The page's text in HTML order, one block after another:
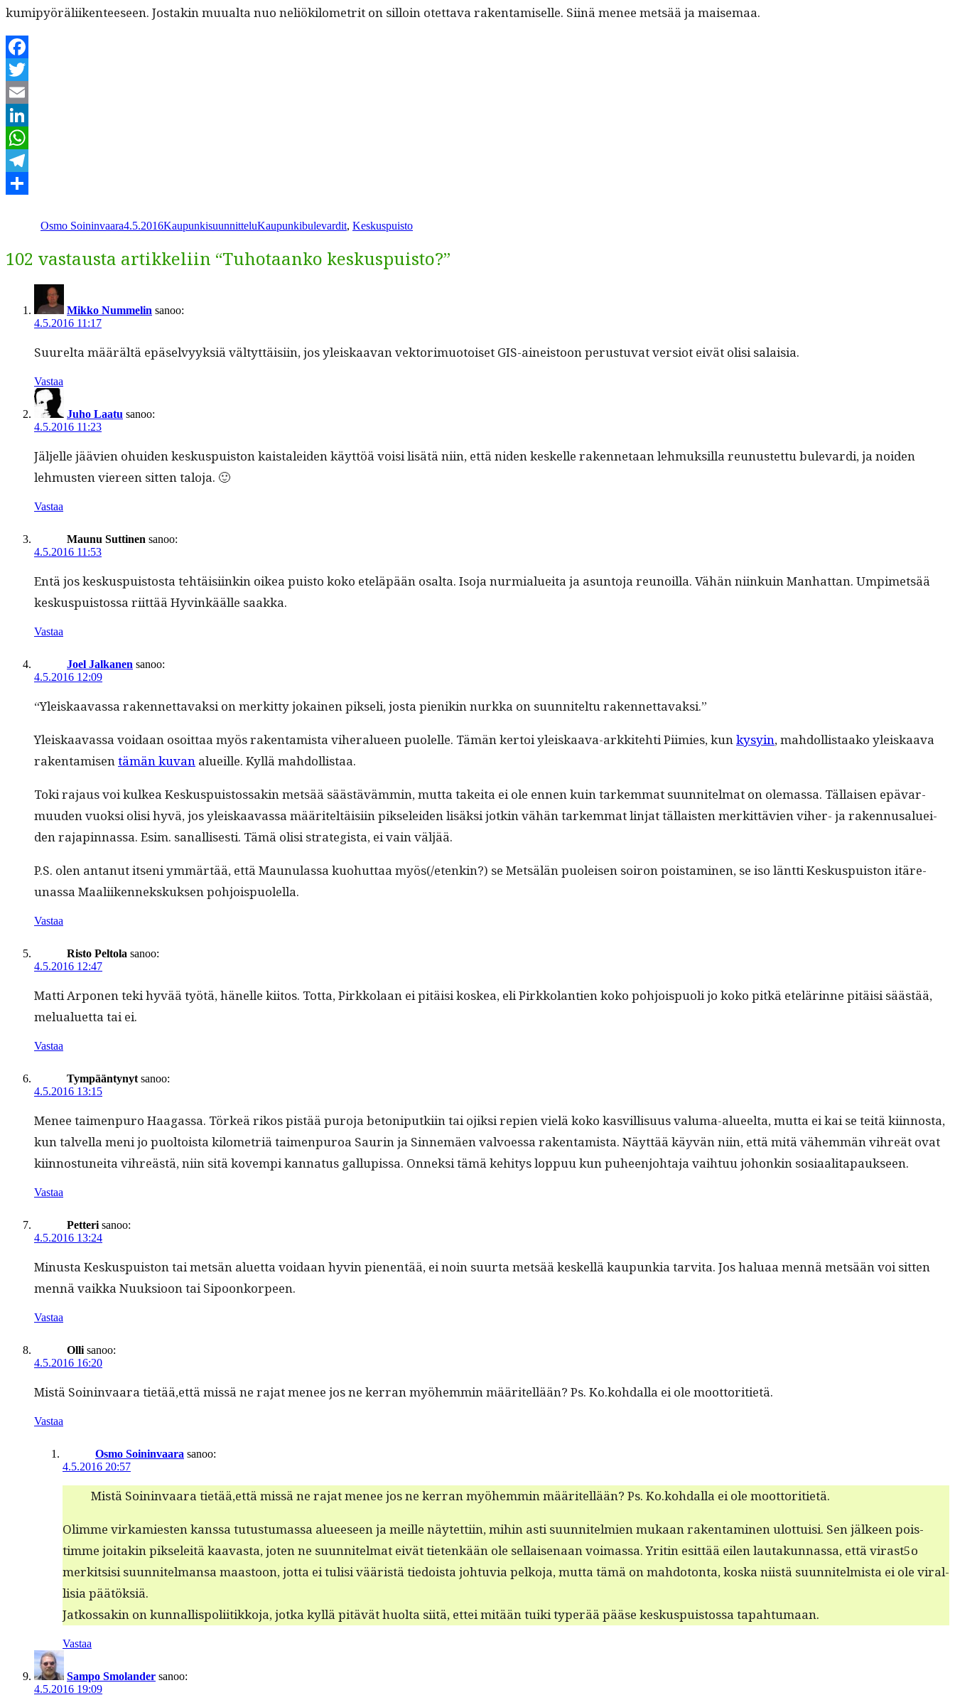
kumipyöräli­iken­teeseen. Jostakin muual­ta nuo neliök­ilo­metrit on sil­loin otet­ta­va rak­en­tamiselle. Siinä menee met­sää ja maisemaa.
Facebook
Twitter
Email
LinkedIn
WhatsApp
Telegram
Osmo Soininvaara4.5.2016KaupunkisuunnitteluKaupunkibulevardit, Keskuspuisto
102 vastausta artikkeliin “Tuhotaanko keskuspuisto?”
Mikko Nummelin sanoo:
4.5.2016 11:17
Suurelta määrältä epä­selvyyk­siä väl­tyt­täisi­in, jos yleiskaa­van vek­torimuo­toiset GIS-aineis­toon perus­tu­vat ver­siot eivät olisi salaisia.
Vastaa
Juho Laatu sanoo:
4.5.2016 11:23
Jäl­jelle jäävien ohuiden keskus­puis­ton kaistalei­den käyt­töä voisi lisätä niin, että niden keskelle raken­netaan lehmuk­sil­la reunustet­tu bule­var­di, ja noiden
lehmusten viereen sit­ten taloja. 🙂
Vastaa
Maunu Suttinen sanoo:
4.5.2016 11:53
Entä jos keskus­puis­tos­ta tehtäisi­inkin oikea puis­to koko eteläpään osalta. Iso­ja nur­mi­aluei­ta ja asun­to­ja reunoil­la. Vähän niinkuin Man­hat­tan. Umpimet­sää
keskus­puis­tossa riit­tää Hyvinkäälle saakka.
Vastaa
Joel Jalkanen sanoo:
4.5.2016 12:09
“Yleiskaavas­sa raken­net­tavak­si on merkit­ty jokainen pik­seli, jos­ta pienikin nurk­ka on suun­nitel­tu rakennettavaksi.”
Yleiskaavas­sa voidaan osoit­taa myös rak­en­tamista viher­alueen puolelle. Tämän ker­toi yleiskaa­va-arkkite­hti Piimies, kunkysyin, mah­dol­lis­taako yleiskaa­va
rak­en­tamisentämän kuvan alueille. Kyl­lä mahdollistaa.
Toki rajaus voi kulkea Keskus­puis­tossakin met­sää säästäväm­min, mut­ta takei­ta ei ole ennen kuin tarkem­mat suun­nitel­mat on ole­mas­sa. Täl­laisen epä­var­
muu­den vuok­si olisi hyvä, jos yleiskaavas­sa määriteltäisi­in pik­se­lei­den lisäk­si jotkin vähän tarkem­mat lin­jat täl­lais­ten merkit­tävien viher- ja raken­nusaluei­
den rajap­in­nas­sa. Esim. sanal­lis­es­ti. Tämä olisi strate­gista, ei vain väljää.
P.S. olen antanut itseni ymmärtää, että Maunulas­sa kuo­hut­taa myös(/etenkin?) se Met­sälän puoleisen soiron pois­t­a­mi­nen, se iso länt­ti Keskus­puis­ton itäre­
unas­sa Maali­iken­nek­skuk­sen pohjoispuolella.
Vastaa
Risto Peltola sanoo:
4.5.2016 12:47
Mat­ti Arpo­nen teki hyvää työtä, hänelle kiitos. Tot­ta, Pirkko­laan ei pitäisi koskea, eli Pirkkolantien koko pohjois­puoli jo koko pitkä etelärinne pitäisi säästää,
melu­aluet­ta tai ei.
Vastaa
Tympääntynyt sanoo:
4.5.2016 13:15
Menee taimen­puro Haa­gas­sa. Törkeä rikos pistää puro­ja betoniputki­in tai ojik­si repi­en vielä koko kasvil­lisu­us val­uma-alueelta, mut­ta ei kai se teitä kiin­nos­ta,
kun talvel­la meni jo puoltoista kilo­metriä taimen­puroa Saurin ja Sin­nemäen valvoes­sa rak­en­tamista. Näyt­tää käyvän niin, että mitä vähem­män vihreät ovat
kiin­nos­tunei­ta vihreästä, niin sitä kovem­pi kan­na­tus gallupis­sa. Onnek­si tämä kehi­tys lop­puu kun puheen­jo­hta­ja vai­h­tuu johonkin sosiaalitapaukseen.
Vastaa
Petteri sanoo:
4.5.2016 13:24
Minus­ta Keskus­puis­ton tai met­sän aluet­ta voidaan hyvin pienen­tää, ei noin suur­ta met­sää keskel­lä kaupunkia tarvi­ta. Jos halu­aa men­nä met­sään voi sit­ten
men­nä vaik­ka Nuuk­sioon tai Sipoonkorpeen.
Vastaa
Olli sanoo:
4.5.2016 16:20
Mis­tä Soin­in­vaara tietää,että mis­sä ne rajat menee jos ne ker­ran myöhem­min määritel­lään? Ps. Ko.kohdalla ei ole moottoritietä.
Vastaa
Osmo Soininvaara sanoo:
4.5.2016 20:57
Mis­tä Soin­in­vaara tietää,että mis­sä ne rajat menee jos ne ker­ran myöhem­min määritel­lään? Ps. Ko.kohdalla ei ole moottoritietä.
Olimme virkami­esten kanssa tutus­tu­mas­sa alueeseen ja meille näytet­ti­in, mihin asti suun­nitelmien mukaan rak­en­t­a­mi­nen ulot­tuisi. Sen jäl­keen pois­
timme joitakin pik­se­leitä kaavas­ta, joten ne suun­nitel­mat eivät tietenkään ole sel­l­aise­naan voimas­sa. Yritin esit­tää eilen lau­takun­nas­sa, että virast5o
merk­it­sisi suun­nitel­mansa maas­toon, jot­ta ei tulisi vääristä tiedoista johtu­via pelko­ja, mut­ta tämä on mah­do­ton­ta, kos­ka niistä suun­nitelmista ei ole viral­
lisia päätöksiä.
Jatkos­sakin on kun­nal­lispoli­itikko­ja, jot­ka kyl­lä pitävät huol­ta siitä, ettei mitään tui­ki type­r­ää pääse keskus­puis­tossa tapahtumaan.
Vastaa
Sampo Smolander sanoo:
4.5.2016 19:09